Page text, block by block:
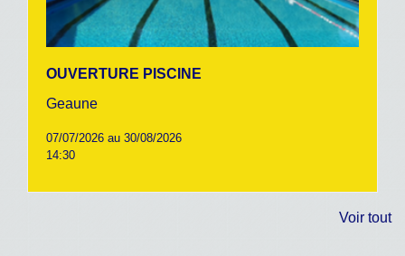
OUVERTURE PISCINE
Geaune
07/07/2026 au 30/08/2026
14:30
Voir tout